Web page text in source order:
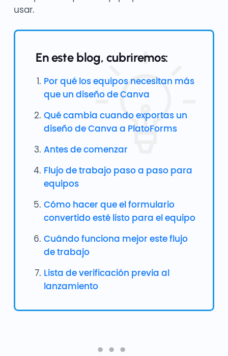
usar.
En este blog, cubriremos:
Por qué los equipos necesitan más
que un diseño de Canva
Qué cambia cuando exportas un
diseño de Canva a PlatoForms
Antes de comenzar
Flujo de trabajo paso a paso para
equipos
Cómo hacer que el formulario
convertido esté listo para el equipo
Cuándo funciona mejor este flujo
de trabajo
Lista de verificación previa al
lanzamiento